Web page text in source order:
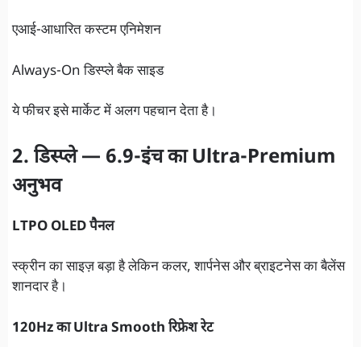
एआई-आधारित कस्टम एनिमेशन
Always-On डिस्प्ले बैक साइड
ये फीचर इसे मार्केट में अलग पहचान देता है।
2. डिस्प्ले — 6.9-इंच का Ultra-Premium
अनुभव
LTPO OLED पैनल
स्क्रीन का साइज़ बड़ा है लेकिन कलर, शार्पनेस और ब्राइटनेस का बैलेंस
शानदार है।
120Hz का Ultra Smooth रिफ्रेश रेट